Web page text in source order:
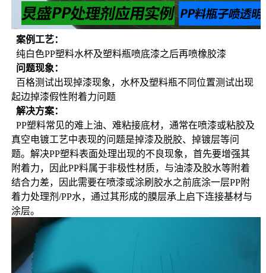
案例工艺：
纯白色PP塑料水杯及塑料瓶喷底漆之后再喷橡胶漆
问题现象：
百格测试出现掉漆现象，水杯及塑料瓶不同位置测试出现
起边掉漆假性附着力问题
解决方案：
PP塑料常见的难上油、难粘接底材，通常在喷漆或粘胶及
真空电镀工艺中表现的问题是掉漆及脱胶、掉镀层等问
题。解决PP塑料表面处理出现的不良现象，首先要增强其
附着力，因此PP料属于非极性材质，与油漆及胶水等附着
结合力差，因此需要在喷漆或涂刷胶水之前底涂一层PP附
着力处理剂/PP水，通过其形成的膜层承上启下连接基材与
涂层。